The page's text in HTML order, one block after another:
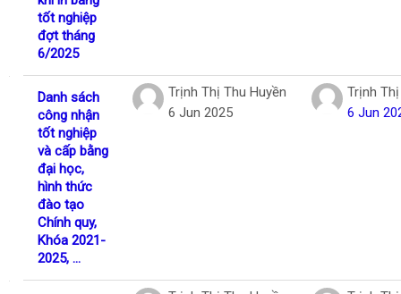
tốt nghiệp
đợt tháng
6/2025
Danh sách
công nhận
tốt nghiệp
và cấp bằng
đại học,
hình thức
đào tạo
Chính quy,
Khóa 2021-
2025, ...
Trịnh Thị Thu Huyền
6 Jun 2025
Trịnh
6 Jun